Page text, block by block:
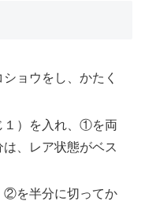
ョウをし、かたく
１）を入れ、①を両
、レア状態がベス
②を半分に切ってか